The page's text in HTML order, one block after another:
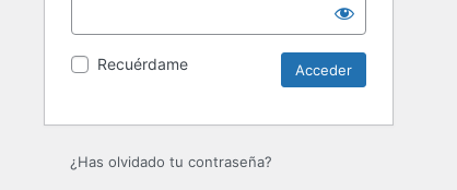
Recuérdame
¿Has olvidado tu contraseña?